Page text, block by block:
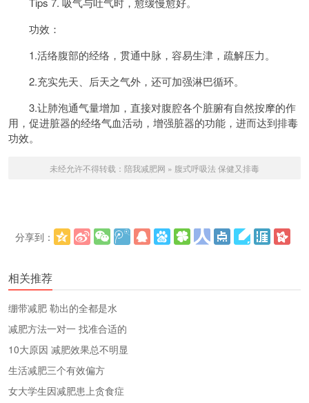
功效：
1.活络腹部的经络，贯通中脉，容易生津，疏解压力。
2.充实先天、后天之气外，还可加强淋巴循环。
3.让肺泡通气量增加，直接对腹腔各个脏腑有自然按摩的作
用，促进脏器的经络气血活动，增强脏器的功能，进而达到排毒
功效。
未经允许不得转载： 陪我减肥网 » 腹式呼吸法 保健又排毒
分享到：
相关推荐
绷带减肥 勒出的全都是水
减肥方法一对一 找准合适的
10大原因 减肥效果总不明显
生活减肥三个有效偏方
女大学生因减肥患上贪食症